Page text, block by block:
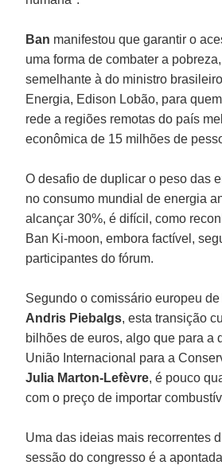
Ban manifestou que garantir o
uma forma de combater a
semelhante à do ministro
Energia, Edison Lobão, para
rede a regiões remotas do país
econômica de 15 milhões de
O desafio de duplicar o peso das
no consumo mundial de energia
alcançar 30%, é difícil, como
Ban Ki-moon, embora factível,
participantes do fórum.
Segundo o comissário europeu
Andris Piebalgs, esta transição
bilhões de euros, algo que para a
União Internacional para a
Julia Marton-Lefèvre, é pouco
com o preço de importar
Uma das ideias mais recorrentes
sessão do congresso é a